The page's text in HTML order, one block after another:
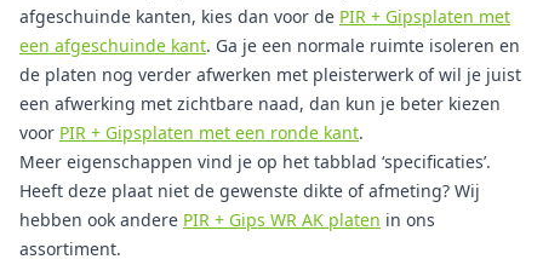
afgeschuinde kanten, kies dan voor de PIR + Gipsplaten met
een afgeschuinde kant. Ga je een normale ruimte isoleren en
de platen nog verder afwerken met pleisterwerk of wil je juist
een afwerking met zichtbare naad, dan kun je beter kiezen
voor PIR + Gipsplaten met een ronde kant.
Meer eigenschappen vind je op het tabblad ‘specificaties’.
Heeft deze plaat niet de gewenste dikte of afmeting? Wij
hebben ook andere PIR + Gips WR AK platen in ons
assortiment.